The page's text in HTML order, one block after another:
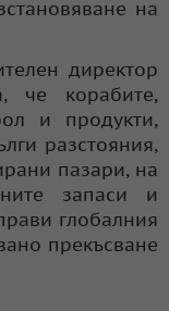
на
директор
че корабите,
и продукти,
разстояния,
пазари, на
запаси и
глобалния
прекъсване